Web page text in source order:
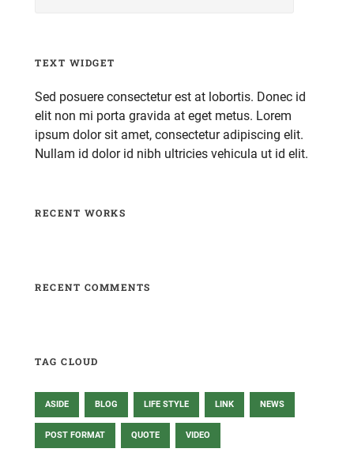
TEXT WIDGET
Sed posuere consectetur est at lobortis. Donec id
elit non mi porta gravida at eget metus. Lorem
ipsum dolor sit amet, consectetur adipiscing elit.
Nullam id dolor id nibh ultricies vehicula ut id elit.
RECENT WORKS
RECENT COMMENTS
TAG CLOUD
ASIDE BLOG LIFE STYLE LINK NEWS
POST FORMAT QUOTE VIDEO